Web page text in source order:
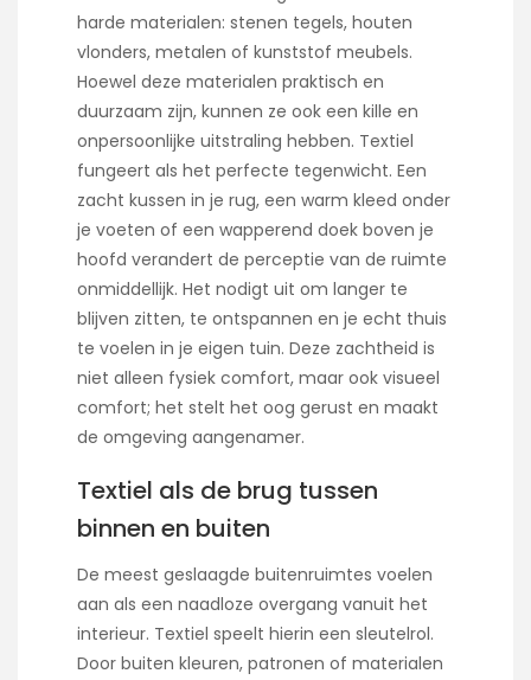
harde materialen: stenen tegels, houten
vlonders, metalen of kunststof meubels.
Hoewel deze materialen praktisch en
duurzaam zijn, kunnen ze ook een kille en
onpersoonlijke uitstraling hebben. Textiel
fungeert als het perfecte tegenwicht. Een
zacht kussen in je rug, een warm kleed onder
je voeten of een wapperend doek boven je
hoofd verandert de perceptie van de ruimte
onmiddellijk. Het nodigt uit om langer te
blijven zitten, te ontspannen en je echt thuis
te voelen in je eigen tuin. Deze zachtheid is
niet alleen fysiek comfort, maar ook visueel
comfort; het stelt het oog gerust en maakt
de omgeving aangenamer.
Textiel als de brug tussen
binnen en buiten
De meest geslaagde buitenruimtes voelen
aan als een naadloze overgang vanuit het
interieur. Textiel speelt hierin een sleutelrol.
Door buiten kleuren, patronen of materialen